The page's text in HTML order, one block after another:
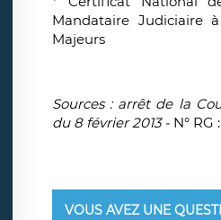
Mandataire Judiciaire
Majeurs
Sources : arrêt de la
du 8 février 2013 - N° RG :
VOUS AVEZ UNE